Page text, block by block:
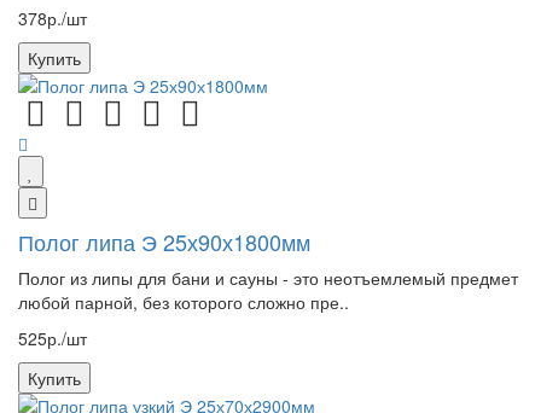
378р./шт
Купить
Полог липа Э 25х90х1800мм
Полог из липы для бани и сауны - это неотъемлемый предмет
любой парной, без которого сложно пре..
525р./шт
Купить